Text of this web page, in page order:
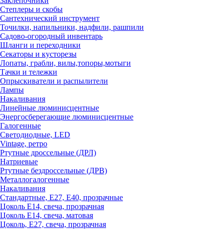
Степлеры и скобы
Сантехнический инструмент
Точилки, напильники, надфили, рашпили
Садово-огородный инвентарь
Шланги и переходники
Секаторы и кусторезы
Лопаты, грабли, вилы,топоры,мотыги
Тачки и тележки
Опрыскиватели и распылители
Лампы
Накаливания
Линейные люминисцентные
Энергосберегающие люминисцентные
Галогенные
Светодиодные, LED
Vintage, ретро
Ртутные дроссельные (ДРЛ)
Натриевые
Ртутные бездроссельные (ДРВ)
Металлогалогенные
Накаливания
Стандартные, Е27, Е40, прозрачные
Цоколь Е14, свеча, прозрачная
Цоколь Е14, свеча, матовая
Цоколь, Е27, свеча, прозрачная